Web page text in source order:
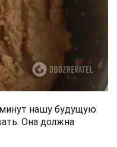
нашу будущую
Она должна